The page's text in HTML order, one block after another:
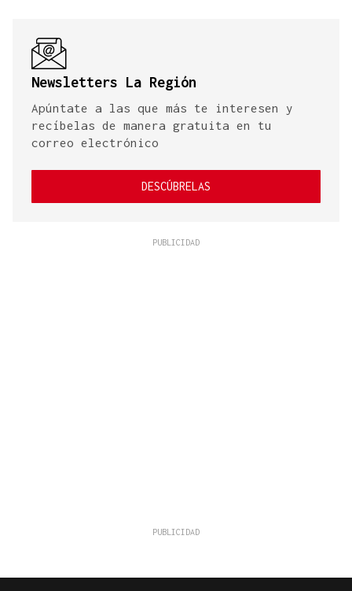
Newsletters La Región
Apúntate a las que más te interesen y
recíbelas de manera gratuita en tu
correo electrónico
DESCÚBRELAS